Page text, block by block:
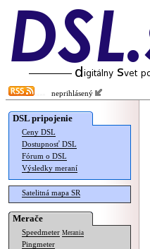
neprihlásený
DSL pripojenie
Ceny DSL
Dostupnosť DSL
Fórum o DSL
Výsledky meraní
Satelitná mapa SR
Merače
Speedmeter Merania
Pingmeter